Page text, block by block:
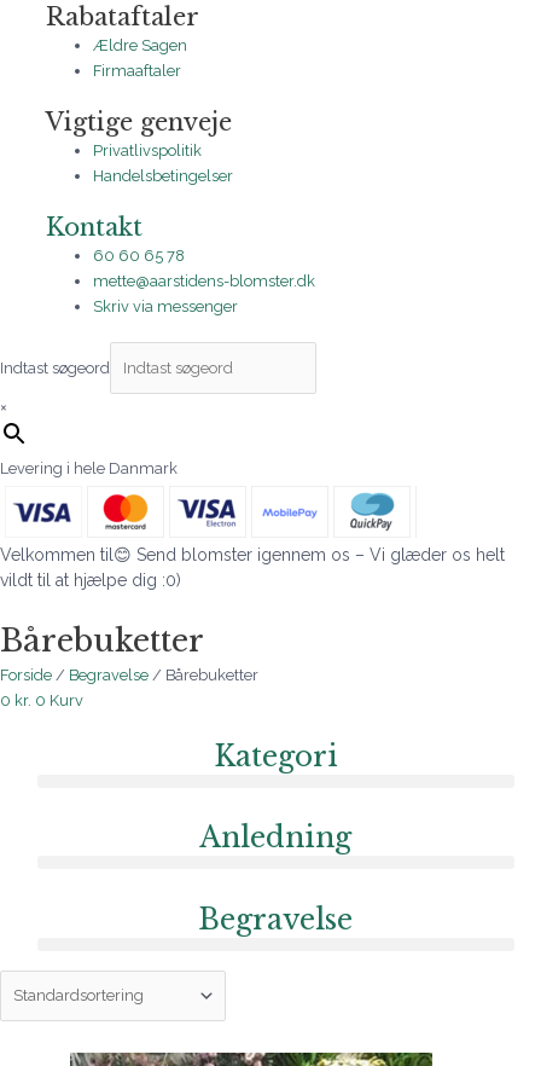
Rabataftaler
Ældre Sagen
Firmaaftaler
Vigtige genveje
Privatlivspolitik
Handelsbetingelser
Kontakt
60 60 65 78
mette@aarstidens-blomster.dk
Skriv via messenger
Indtast søgeord
×
Levering i hele Danmark
Velkommen til😊 Send blomster igennem os – Vi glæder os helt
vildt til at hjælpe dig :0)
Bårebuketter
Forside / Begravelse / Bårebuketter
0 kr. 0 Kurv
Kategori
Anledning
Begravelse